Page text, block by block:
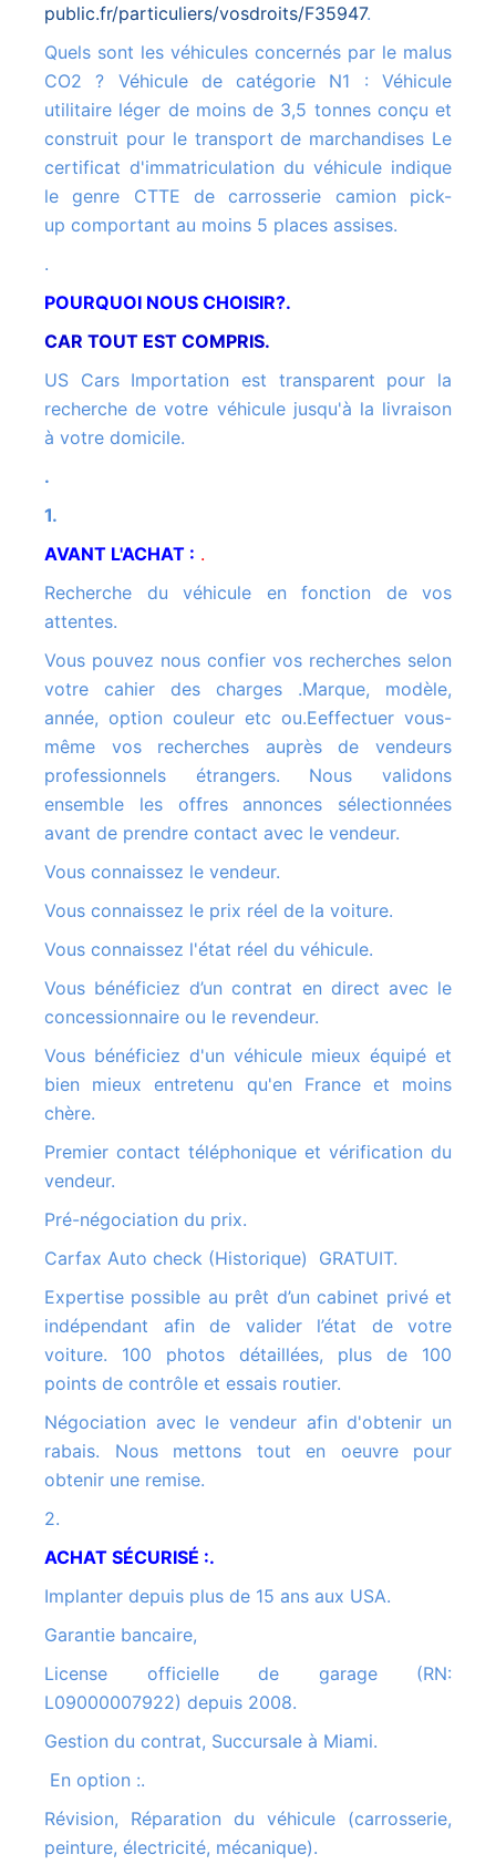
public.fr/particuliers/vosdroits/F35947.
Quels sont les véhicules concernés par le malus
CO2 ? Véhicule de catégorie N1 : Véhicule
utilitaire léger de moins de 3,5 tonnes conçu et
construit pour le transport de marchandises Le
certificat d'immatriculation du véhicule indique
le genre CTTE de carrosserie camion pick-
up comportant au moins 5 places assises.
.
POURQUOI NOUS CHOISIR?.
CAR TOUT EST COMPRIS.
US Cars Importation est transparent pour la
recherche de votre véhicule jusqu'à la livraison
à votre domicile.
.
1.
AVANT L'ACHAT : .
Recherche du véhicule en fonction de vos
attentes.
Vous pouvez nous confier vos recherches selon
votre cahier des charges .Marque, modèle,
année, option couleur etc ou.Eeffectuer vous-
même vos recherches auprès de vendeurs
professionnels étrangers. Nous validons
ensemble les offres annonces sélectionnées
avant de prendre contact avec le vendeur.
Vous connaissez le vendeur.
Vous connaissez le prix réel de la voiture.
Vous connaissez l'état réel du véhicule.
Vous bénéficiez d’un contrat en direct avec le
concessionnaire ou le revendeur.
Vous bénéficiez d'un véhicule mieux équipé et
bien mieux entretenu qu'en France et moins
chère.
Premier contact téléphonique et vérification du
vendeur.
Pré-négociation du prix.
Carfax Auto check (Historique) GRATUIT.
Expertise possible au prêt d’un cabinet privé et
indépendant afin de valider l’état de votre
voiture. 100 photos détaillées, plus de 100
points de contrôle et essais routier.
Négociation avec le vendeur afin d'obtenir un
rabais. Nous mettons tout en oeuvre pour
obtenir une remise.
2.
ACHAT SÉCURISÉ :.
Implanter depuis plus de 15 ans aux USA.
Garantie bancaire,
License officielle de garage (RN:
L09000007922) depuis 2008.
Gestion du contrat, Succursale à Miami.
En option :.
Révision, Réparation du véhicule (carrosserie,
peinture, électricité, mécanique).